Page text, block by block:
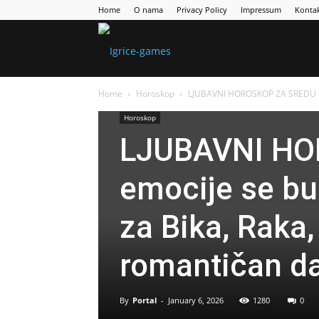
Home O nama Privacy Policy Impressum
Home Horoskop LJUBAVNI HOROSKOP ZA
Horoskop
LJUBAVNI
emocije se
za Bika,
romantičan
By Portal - January 6, 2026 1280 0